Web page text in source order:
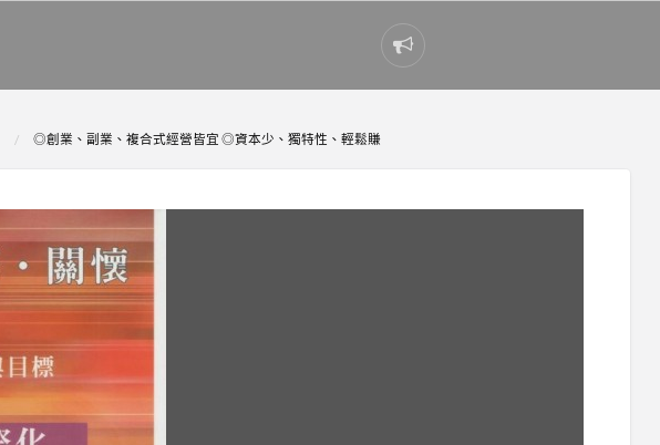
Report
problem
◎創業、副業、複合式經營皆宜 ◎資本少、獨特性、輕鬆賺